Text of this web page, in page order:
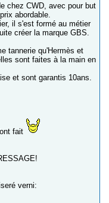
chez CWD, avec pour but
abordable.
il s'est formé au métier
créer la marque GBS.
tannerie qu'Hermès et
sont faites à la main en
et sont garantis 10ans.
fait
verni: